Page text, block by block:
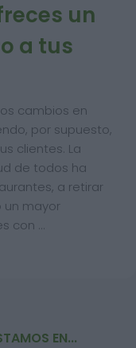
un
a tus
cambios en
por supuesto,
clientes. La
de todos ha
a retirar
un mayor
con …
EN...